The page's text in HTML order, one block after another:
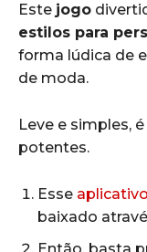
Este jogo
estilos para
forma lúdica de
de moda.
Leve e simples,
potentes.
Esse aplicativo
baixado